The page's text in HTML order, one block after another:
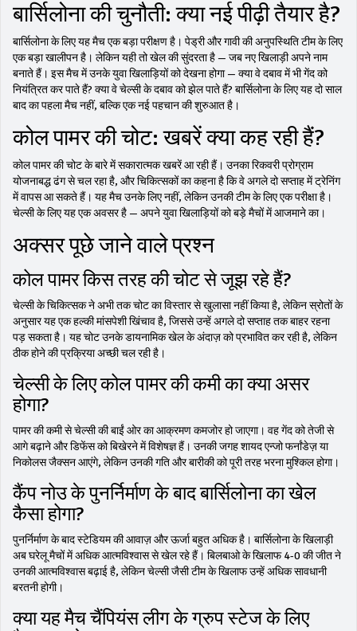
बार्सिलोना की चुनौती: क्या नई पीढ़ी तैयार है?
बार्सिलोना के लिए यह मैच एक बड़ा परीक्षण है। पेड्री और गावी की अनुपस्थिति टीम के लिए
एक बड़ा खालीपन है। लेकिन यही तो खेल की सुंदरता है — जब नए खिलाड़ी अपने नाम
बनाते हैं। इस मैच में उनके युवा खिलाड़ियों को देखना होगा — क्या वे दबाव में भी गेंद को
नियंत्रित कर पाते हैं? क्या वे चेल्सी के दबाव को झेल पाते हैं? बार्सिलोना के लिए यह दो साल
बाद का पहला मैच नहीं, बल्कि एक नई पहचान की शुरुआत है।
कोल पामर की चोट: खबरें क्या कह रही हैं?
कोल पामर की चोट के बारे में सकारात्मक खबरें आ रही हैं। उनका रिकवरी प्रोग्राम
योजनाबद्ध ढंग से चल रहा है, और चिकित्सकों का कहना है कि वे अगले दो सप्ताह में ट्रेनिंग
में वापस आ सकते हैं। यह मैच उनके लिए नहीं, लेकिन उनकी टीम के लिए एक परीक्षा है।
चेल्सी के लिए यह एक अवसर है — अपने युवा खिलाड़ियों को बड़े मैचों में आजमाने का।
अक्सर पूछे जाने वाले प्रश्न
कोल पामर किस तरह की चोट से जूझ रहे हैं?
चेल्सी के चिकित्सक ने अभी तक चोट का विस्तार से खुलासा नहीं किया है, लेकिन स्रोतों के
अनुसार यह एक हल्की मांसपेशी खिंचाव है, जिससे उन्हें अगले दो सप्ताह तक बाहर रहना
पड़ सकता है। यह चोट उनके डायनामिक खेल के अंदाज़ को प्रभावित कर रही है, लेकिन
ठीक होने की प्रक्रिया अच्छी चल रही है।
चेल्सी के लिए कोल पामर की कमी का क्या असर
होगा?
पामर की कमी से चेल्सी की बाईं ओर का आक्रमण कमजोर हो जाएगा। वह गेंद को तेजी से
आगे बढ़ाने और डिफेंस को बिखेरने में विशेषज्ञ हैं। उनकी जगह शायद एन्जो फर्नांडेज़ या
निकोलस जैक्सन आएंगे, लेकिन उनकी गति और बारीकी को पूरी तरह भरना मुश्किल होगा।
कैंप नोउ के पुनर्निर्माण के बाद बार्सिलोना का खेल
कैसा होगा?
पुनर्निर्माण के बाद स्टेडियम की आवाज़ और ऊर्जा बहुत अधिक है। बार्सिलोना के खिलाड़ी
अब घरेलू मैचों में अधिक आत्मविश्वास से खेल रहे हैं। बिलबाओ के खिलाफ 4-0 की जीत ने
उनकी आत्मविश्वास बढ़ाई है, लेकिन चेल्सी जैसी टीम के खिलाफ उन्हें अधिक सावधानी
बरतनी होगी।
क्या यह मैच चैंपियंस लीग के ग्रुप स्टेज के लिए